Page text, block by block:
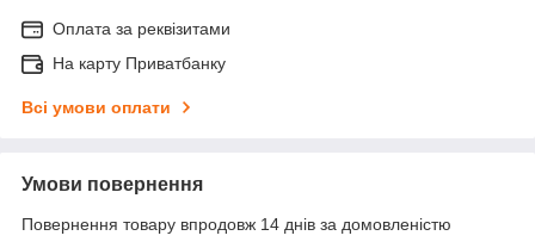
Оплата за реквізитами
На карту Приватбанку
Всі умови оплати
Умови повернення
Повернення товару впродовж 14 днів за домовленістю